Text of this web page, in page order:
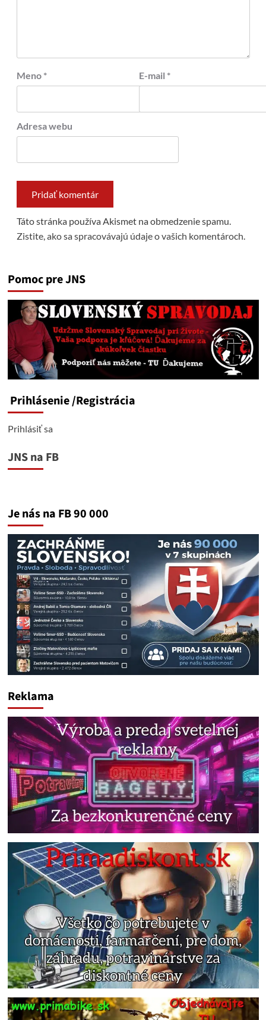
Meno * E-mail *
Adresa webu
Táto stránka používa Akismet na obmedzenie spamu.
Zistite, ako sa spracovávajú údaje o vašich komentároch.
Pomoc pre JNS
Prihlásenie/Registrácia
Prihlásiť sa
JNS na FB
Je nás na FB 90 000
Reklama